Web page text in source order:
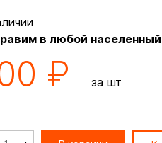
в любой
₽ за шт